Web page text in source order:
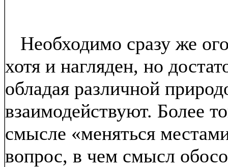
Необходимо сразу же
хотя и нагляден, но
обладая различной
взаимодействуют. Более
смысле «меняться
вопрос, в чем смысл